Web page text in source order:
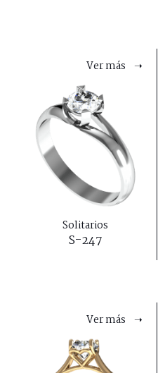
Ver más ➝
Solitarios
S-247
Ver más ➝